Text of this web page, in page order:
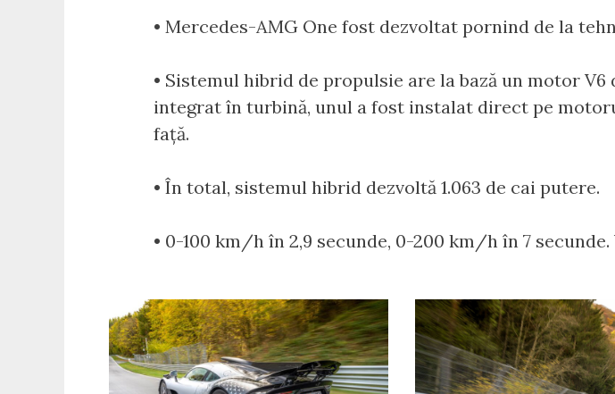
• Mercedes-AMG One fost dezvoltat pornind de la
• Sistemul hibrid de propulsie are la bază un motor
integrat în turbină, unul a fost instalat direct pe
față.
• În total, sistemul hibrid dezvoltă 1.063 de cai putere.
• 0-100 km/h în 2,9 secunde, 0-200 km/h în 7